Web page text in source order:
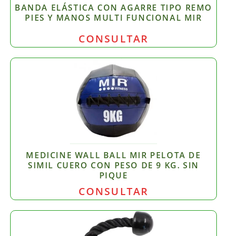
BANDA ELÁSTICA CON AGARRE TIPO REMO
PIES Y MANOS MULTI FUNCIONAL MIR
CONSULTAR
MEDICINE WALL BALL MIR PELOTA DE
SIMIL CUERO CON PESO DE 9 KG. SIN
PIQUE
CONSULTAR